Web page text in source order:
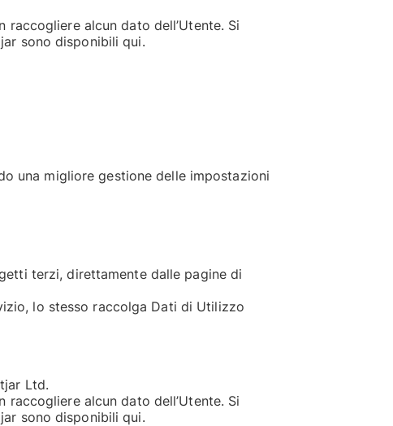
alcun dato dell’Utente. Si
sono disponibili qui.
una migliore gestione delle impostazioni
terzi, direttamente dalle pagine di
lo stesso raccolga Dati di Utilizzo
Ltd.
alcun dato dell’Utente. Si
sono disponibili qui.